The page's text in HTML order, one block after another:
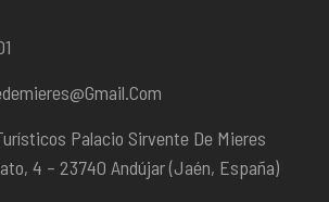
Palacio Sirvente De Mieres
4 – 23740 Andújar (Jaén, España)